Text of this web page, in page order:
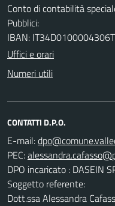
Conto di contabilità
Pubblici:
IBAN:
Uffici e orari
Numeri utili
CONTATTI D.P.O.
E-mail:
PEC:
DPO incaricato : DASEIN
Soggetto referente:
Dott.ssa Alessandra